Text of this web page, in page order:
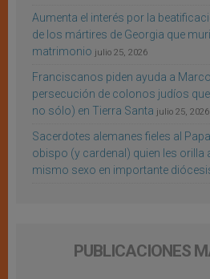
Aumenta el interés por la
de los mártires de Georgia que
matrimonio julio 25, 2026
Franciscanos piden ayuda a
persecución de colonos judíos
no sólo) en Tierra Santa julio 25, 2026
Sacerdotes alemanes fieles al
obispo (y cardenal) quien les orilla
mismo sexo en importante
PUBLICACIONES